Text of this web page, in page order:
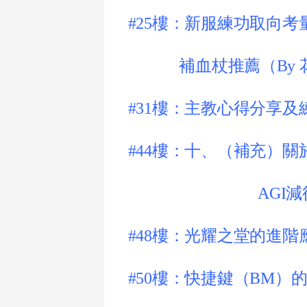
#25樓： 新服練功取向考
補血杖推薦 （By
#31樓： 主教心得分享及
#44樓：十、（補充） 關
AGI減
#48樓： 光耀之堂的進階
#50樓：快捷鍵（BM）